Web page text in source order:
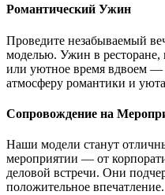
Романтический Ужин
Проведите незабываемый
моделью. Ужин в ресторане,
или уютное время вдвоем —
атмосферу романтики и
Сопровождение на
Наши модели станут
мероприятии — от
деловой встречи. Они
положительное впечатление.